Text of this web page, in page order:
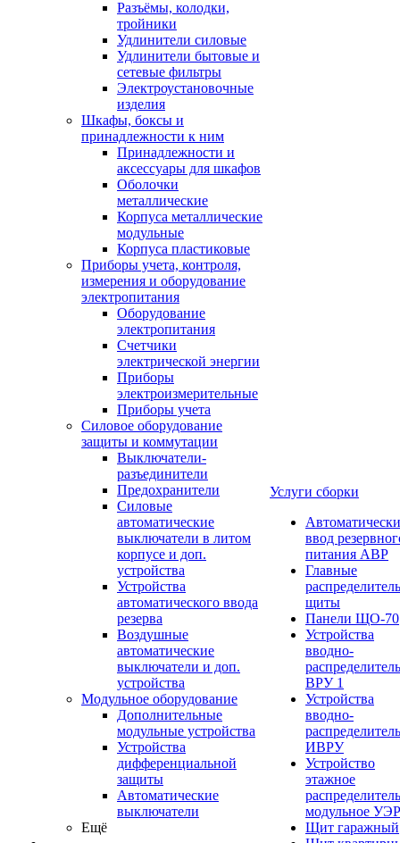
Разъёмы, колодки,
тройники
Удлинители силовые
Удлинители бытовые и
сетевые фильтры
Электроустановочные
изделия
Шкафы, боксы и
принадлежности к ним
Принадлежности и
аксессуары для шкафов
Оболочки
металлические
Корпуса металлические
модульные
Корпуса пластиковые
Приборы учета, контроля,
измерения и оборудование
электропитания
Оборудование
электропитания
Счетчики
электрической энергии
Приборы
электроизмерительные
Приборы учета
Силовое оборудование
защиты и коммутации
Выключатели-
разъединители
Предохранители
Силовые
автоматические
выключатели в литом
корпусе и доп.
устройства
Устройства
автоматического ввода
резерва
Воздушные
автоматические
выключатели и доп.
устройства
Модульное оборудование
Дополнительные
модульные устройства
Устройства
дифференциальной
защиты
Автоматические
выключатели
Ещё
Услуги сборки
ввод
питания АВР
Главные
щиты
Панели ЩО-70
Устройства
вводно-
ВРУ 1
Устройства
вводно-
ИВРУ
Устройство
этажное
модульное
Щит гаражный